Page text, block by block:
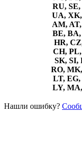
RU, SE,
UA,
AM,
BE, BA,
HR,
CH,
SK, SI,
RO,
LT,
LY,
Нашли ошибку?